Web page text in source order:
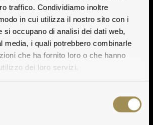
traffico. Condividiamo inoltre
in cui utilizza il nostro sito con i
si occupano di analisi dei dati web,
media, i quali potrebbero combinarle
che ha fornito loro o che hanno
dei loro servizi.